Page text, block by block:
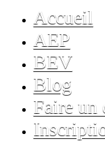
Accueil
AEP
BEV
Blog
Faire un